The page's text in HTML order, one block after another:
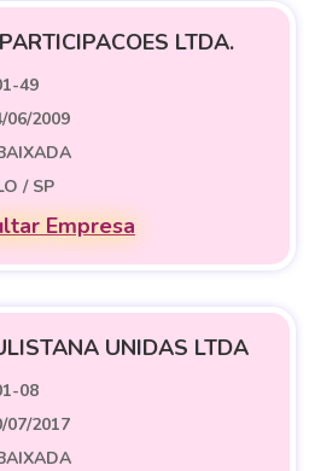
LTDA.
49
06/2009
/ SP
Empresa
UNIDAS LTDA
08
07/2017